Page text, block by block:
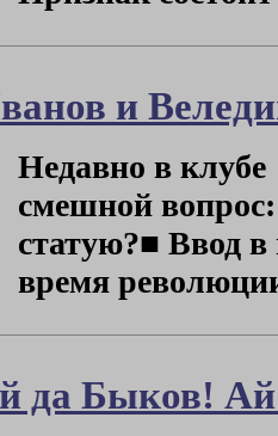
и
Недавно в клубе
смешной
статую?■ Ввод
время
да Быков! Ай